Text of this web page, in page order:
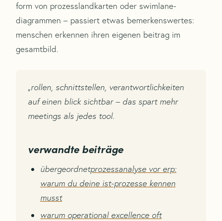
form von prozesslandkarten oder swimlane-
diagrammen – passiert etwas bemerkenswertes:
menschen erkennen ihren eigenen beitrag im
gesamtbild.
„rollen, schnittstellen, verantwortlichkeiten
auf einen blick sichtbar – das spart mehr
meetings als jedes tool.
verwandte beiträge
übergeordnetprozessanalyse vor erp:
warum du deine ist-prozesse kennen
musst
warum operational excellence oft